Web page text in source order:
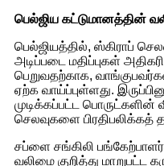
பெல்ஜிய கட்டுமானத்தின்
பெல்ஜியத்தில், ஸ்கிராப்
அடிப்படை மதிப்புகள்
பெறுவதற்காக,
ஏற்க வாய்ப்புள்ளது.
முடிக்கப்பட்ட பொருட்களின்
செலவுகளை பிரதிபலிக்கத்
சப்ளை சங்கிலி
வலிமை குறித்து